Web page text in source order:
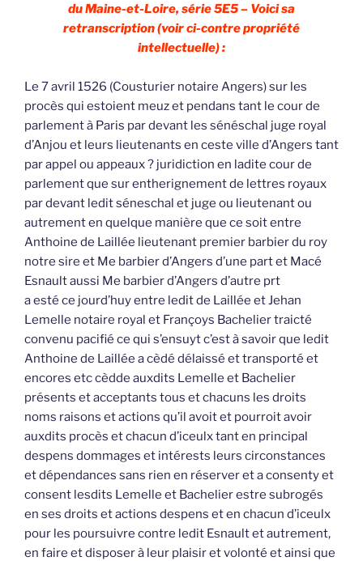
du Maine-et-Loire, série 5E5 – Voici sa
retranscription (voir ci-contre propriété
intellectuelle) :
Le 7 avril 1526 (Cousturier notaire Angers) sur les
procès qui estoient meuz et pendans tant le cour de
parlement à Paris par devant les sénéschal juge royal
d’Anjou et leurs lieutenants en ceste ville d’Angers tant
par appel ou appeaux ? juridiction en ladite cour de
parlement que sur entherignement de lettres royaux
par devant ledit séneschal et juge ou lieutenant ou
autrement en quelque manière que ce soit entre
Anthoine de Laillée lieutenant premier barbier du roy
notre sire et Me barbier d’Angers d’une part et Macé
Esnault aussi Me barbier d’Angers d’autre prt
a esté ce jourd’huy entre ledit de Laillée et Jehan
Lemelle notaire royal et Françoys Bachelier traicté
convenu pacifié ce qui s’ensuyt c’est à savoir que ledit
Anthoine de Laillée a cèdé délaissé et transporté et
encores etc cèdde auxdits Lemelle et Bachelier
présents et acceptants tous et chacuns les droits
noms raisons et actions qu’il avoit et pourroit avoir
auxdits procès et chacun d’iceulx tant en principal
despens dommages et intérests leurs circonstances
et dépendances sans rien en réserver et a consenty et
consent lesdits Lemelle et Bachelier estre subrogés
en ses droits et actions despens et en chacun d’iceulx
pour les poursuivre contre ledit Esnault et autrement,
en faire et disposer à leur plaisir et volonté et ainsi que